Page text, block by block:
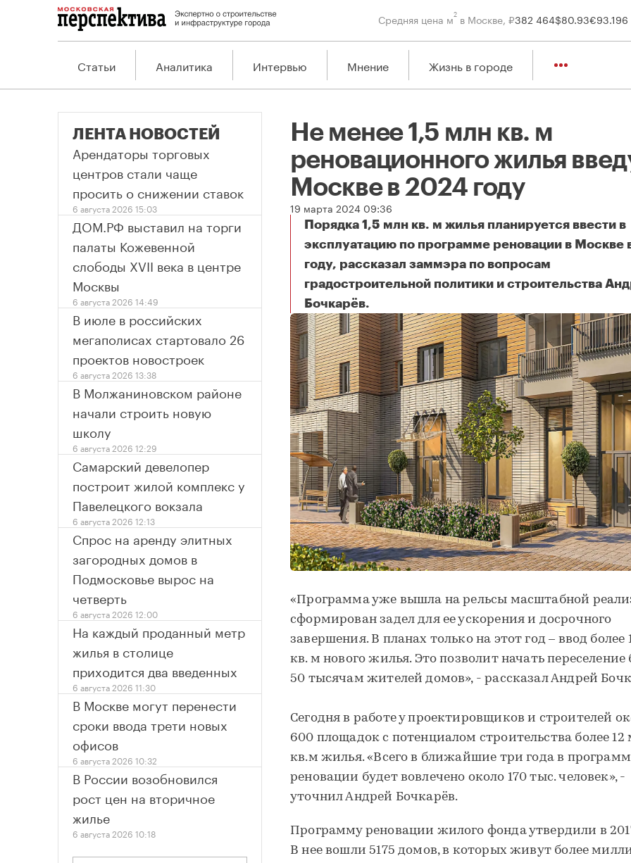
Средняя цена м2в Москве, ₽382 464$80.93€93.196
Статьи Аналитика Интервью Мнение Жизнь в городе
Не менее 1,5 млн кв. м
реновационного жилья
Москве в 2024 году
19 марта 2024 09:36
Порядка 1,5 млн кв. м жилья планируется ввести в
эксплуатацию по программе реновации в Москве
году, рассказал заммэра по вопросам
градостроительной политики и строительства
Бочкарёв.
«Программа уже вышла на рельсы масштабной
сформирован задел для ее ускорения и досрочного
завершения. В планах только на этот год – ввод более
кв. м нового жилья. Это позволит начать переселение
50 тысячам жителей домов», - рассказал Андрей
Сегодня в работе у проектировщиков и строителей
600 площадок с потенциалом строительства более 12
кв.м жилья. «Всего в ближайшие три года в
реновации будет вовлечено около 170 тыс. человек», -
уточнил Андрей Бочкарёв.
Программу реновации жилого фонда утвердили в
В нее вошли 5175 домов, в которых живут более
ЛЕНТА НОВОСТЕЙ
Арендаторы торговых
центров стали чаще
просить о снижении ставок
6 августа 2026 15:03
ДОМ.РФ выставил на торги
палаты Кожевенной
слободы XVII века в центре
Москвы
6 августа 2026 14:49
В июле в российских
мегаполисах стартовало 26
проектов новостроек
6 августа 2026 13:38
В Молжаниновском районе
начали строить новую
школу
6 августа 2026 12:29
Самарский девелопер
построит жилой комплекс у
Павелецкого вокзала
6 августа 2026 12:13
Спрос на аренду элитных
загородных домов в
Подмосковье вырос на
четверть
6 августа 2026 12:00
На каждый проданный метр
жилья в столице
приходится два введенных
6 августа 2026 11:30
В Москве могут перенести
сроки ввода трети новых
офисов
6 августа 2026 10:32
В России возобновился
рост цен на вторичное
жилье
6 августа 2026 10:18